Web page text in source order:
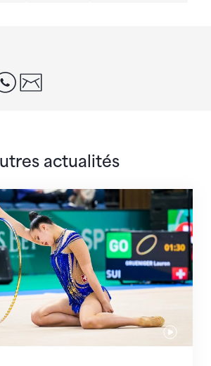
whatsapp
actualités
: les Championnats du monde